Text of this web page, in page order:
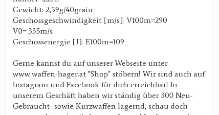
Gewicht: 2,59g/40grain
Geschossgeschwindigkeit [m/s]: V100m=290
V0= 335m/s
Geschossenergie [J]: E100m=109
Gerne kannst du auf unserer Webseite unter
www.waffen-hager.at "Shop" stöbern! Wir sind auch auf
Instagram und Facebook für dich erreichbar! In
unserem Geschäft haben wir ständig über 300 Neu-
Gebraucht- sowie Kurzwaffen lagernd, schau doch